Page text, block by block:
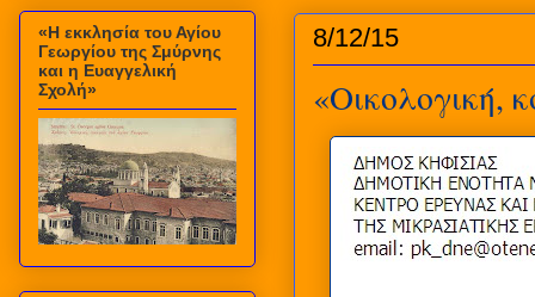
8/12/15
«Οικολογική,
«Η εκκλησία του Αγίου
Γεωργίου της Σμύρνης
και η Ευαγγελική
Σχολή»